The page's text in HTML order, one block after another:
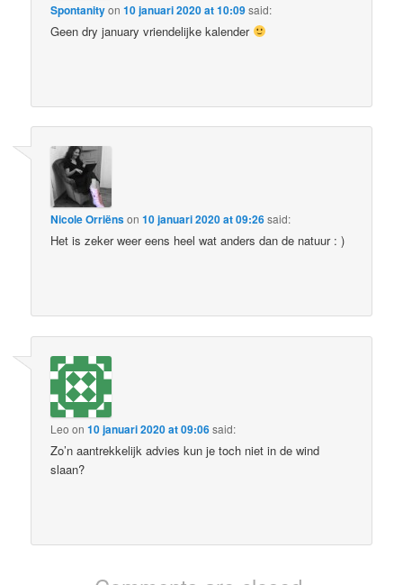
Spontanityon10 januari 2020 at 10:09said:
Geen dry january vriendelijke kalender
Nicole Orriënson10 januari 2020 at 09:26said:
Het is zeker weer eens heel wat anders dan de natuur : )
Leo on10 januari 2020 at 09:06said:
Zo’n aantrekkelijk advies kun je toch niet in de wind
slaan?